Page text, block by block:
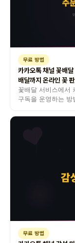
무료 방법
카카오톡 채널 꽃배
배달까지 온라인 꽃
꽃배달 서비스에서
구독을 운영하는 방
무료 방법